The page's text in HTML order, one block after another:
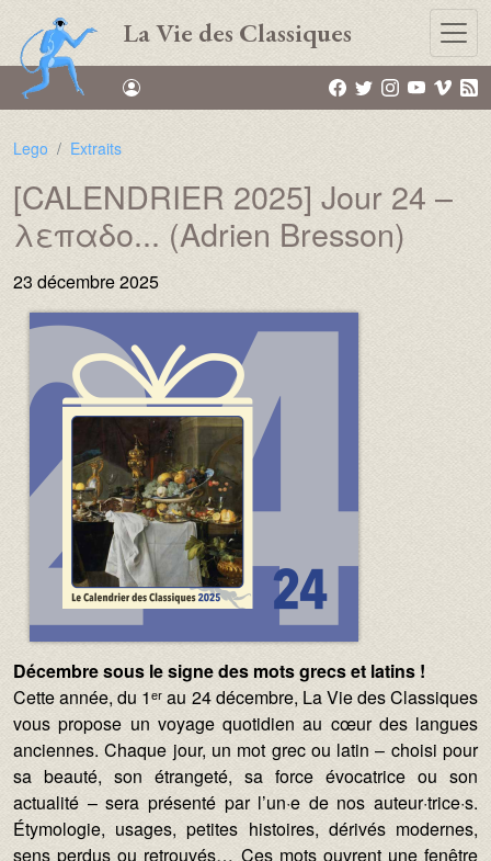
Aller au contenu principal
La Vie des Classiques
Lego Extraits
[CALENDRIER 2025] Jour 24 –
λεπαδο... (Adrien Bresson)
23 décembre 2025
Image :
Image :
Décembre sous le signe des mots grecs et latins !
Cette année, du 1ᵉʳ au 24 décembre, La Vie des Classiques
vous propose un voyage quotidien au cœur des langues
anciennes. Chaque jour, un mot grec ou latin – choisi pour
sa beauté, son étrangeté, sa force évocatrice ou son
actualité – sera présenté par l’un·e de nos auteur·trice·s.
Étymologie, usages, petites histoires, dérivés modernes,
sens perdus ou retrouvés… Ces mots ouvrent une fenêtre